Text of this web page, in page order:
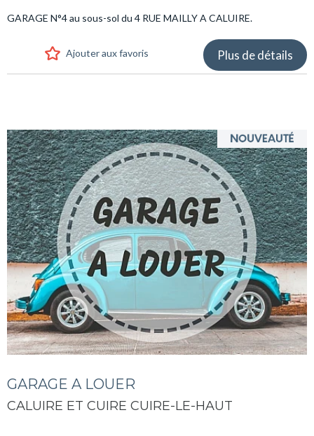
GARAGE N°4 au sous-sol du 4 RUE MAILLY A CALUIRE.
Ajouter aux favoris Plus de détails
GARAGE A LOUER
CALUIRE ET CUIRE CUIRE-LE-HAUT